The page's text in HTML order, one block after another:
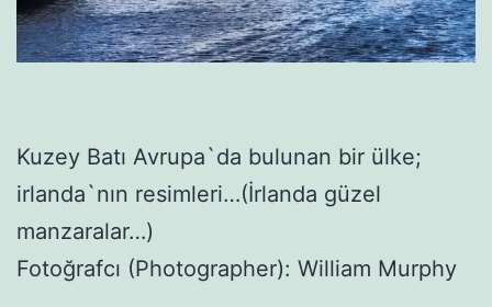
Kuzey Batı Avrupa`da bulunan bir ülke;
irlanda`nın resimleri…(İrlanda güzel
manzaralar…)
Fotoğrafcı (Photographer): William Murphy